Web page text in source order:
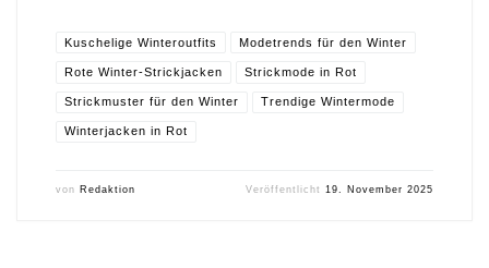
Kuschelige Winteroutfits Modetrends für den Winter
Rote Winter-Strickjacken Strickmode in Rot
Strickmuster für den Winter Trendige Wintermode
Winterjacken in Rot
von Redaktion Veröffentlicht19. November 2025